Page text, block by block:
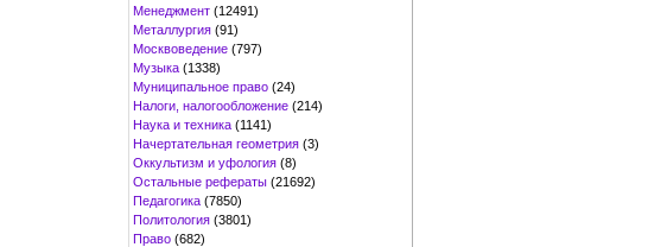
Менеджмент (12491)
Металлургия (91)
Москвоведение (797)
Музыка (1338)
Муниципальное право (24)
Налоги, налогообложение (214)
Наука и техника (1141)
Начертательная геометрия (3)
Оккультизм и уфология (8)
Остальные рефераты (21692)
Педагогика (7850)
Политология (3801)
Право (682)